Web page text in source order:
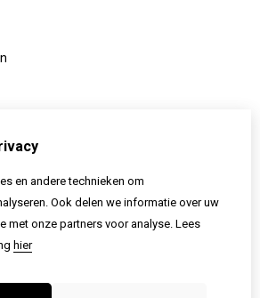
en andere technieken om
Ook delen we informatie over uw
met onze partners voor analyse. Lees
hier